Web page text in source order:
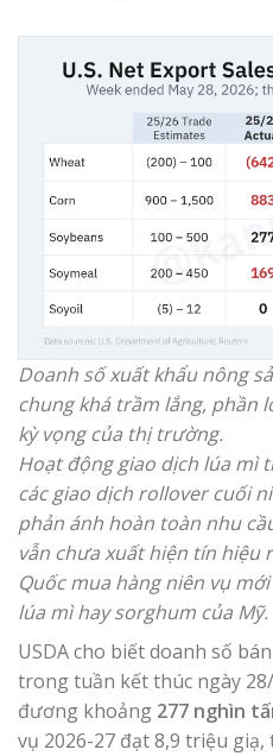
Doanh số xuất khẩu nông
chung khá trầm lắng, phần
kỳ vọng của thị trường.
Hoạt động giao dịch lúa mì
các giao dịch rollover cuối
phản ánh hoàn toàn nhu
vẫn chưa xuất hiện tín hiệu
Quốc mua hàng niên vụ
lúa mì hay sorghum của Mỹ.
USDA cho biết doanh số
trong tuần kết thúc ngày
đương khoảng 277 nghìn
vụ 2026-27 đạt 8,9 triệu